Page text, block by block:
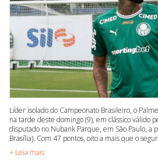
Líder isolado do Campeonato Brasileiro, o
na tarde deste domingo (9), em clássico válido
disputado no Nubank Parque, em São Paulo, a
Brasília). Com 47 pontos, oito a mais que o
+ Leia mais